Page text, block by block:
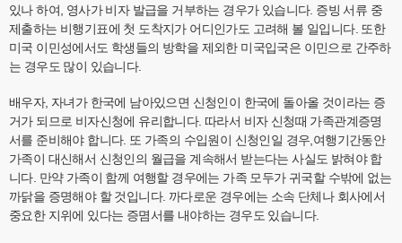
있나 하여, 영사가 비자 발급을 거부하는 경우가 있습니다. 증빙 서류 중
제출하는 비행기표에 첫 도착지가 어디인가도 고려해 볼 일입니다. 또한
미국 이민성에서도 학생들의 방학을 제외한 미국입국은 이민으로 간주하
는 경우도 많이 있습니다.
배우자, 자녀가 한국에 남아있으면 신청인이 한국에 돌아올 것이라는 증
거가 되므로 비자신청에 유리합니다. 따라서 비자 신청때 가족관계증명
서를 준비해야 합니다. 또 가족의 수입원이 신청인일 경우,여행기간동안
가족이 대신해서 신청인의 월급을 계속해서 받는다는 사실도 밝혀야 합
니다. 만약 가족이 함께 여행할 경우에는 가족 모두가 귀국할 수밖에 없는
까닭을 증명해야 할 것입니다. 까다로운 경우에는 소속 단체나 회사에서
중요한 지위에 있다는 증몀서를 내야하는 경우도 있습니다.